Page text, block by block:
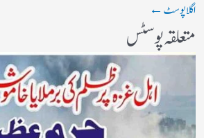
اگلا پوسٹ←
متعلقہ پوسٹس